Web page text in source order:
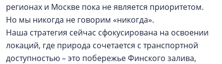
регионах и Москве пока не является приоритетом.
Но мы никогда не говорим «никогда».
Наша стратегия сейчас сфокусирована на освоении
локаций, где природа сочетается с транспортной
доступностью – это побережье Финского залива,